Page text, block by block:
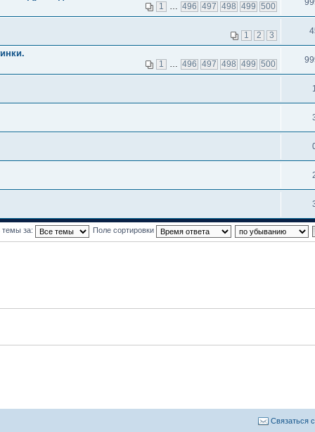
1 496 497 498 499 500
1 2 3
1 496 497 498 499 500
1
темы за: Поле сортировки
Связаться